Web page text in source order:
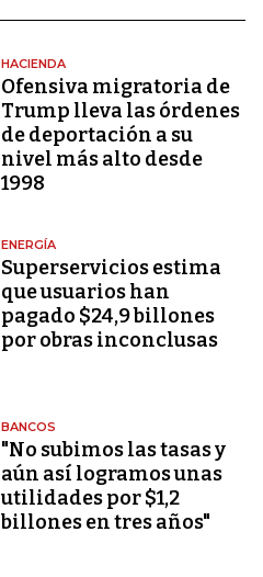
HACIENDA
Ofensiva migratoria de
Trump lleva las órdenes
de deportación a su
nivel más alto desde
1998
ENERGÍA
Superservicios estima
que usuarios han
pagado $24,9 billones
por obras inconclusas
BANCOS
"No subimos las tasas y
aún así logramos unas
utilidades por $1,2
billones en tres años"